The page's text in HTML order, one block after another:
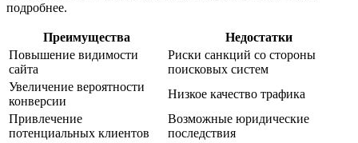
подробнее.
Преимущества
Недостатки
Повышение видимости
сайта
Риски санкций со стороны
поисковых систем
Увеличение вероятности
конверсии
Низкое качество трафика
Привлечение
потенциальных клиентов
Возможные юридические
последствия